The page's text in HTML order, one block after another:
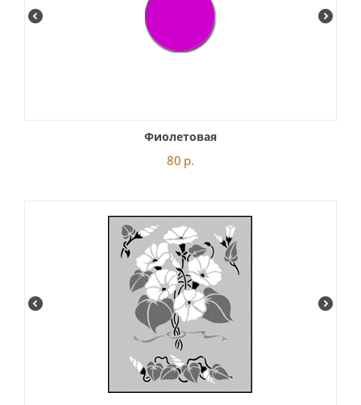
Фиолетовая
80 р.